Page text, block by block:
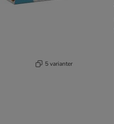
5 varianter